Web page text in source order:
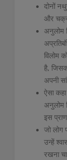
दोनों
और
अनुलोम
विलोम
है,
अपनी
ऐसा
अनुलोम
इस
जो लोग
उन्हें
रखना